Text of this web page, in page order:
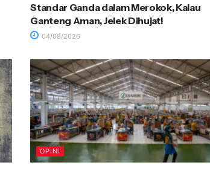
Standar Ganda dalam Merokok, Kalau
Ganteng Aman, Jelek Dihujat!
04/08/2026
OPINI